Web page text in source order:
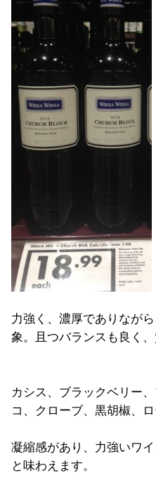
力強く、濃厚でありなが
象。且つバランスも良く、
カシス、ブラックベリー
コ、クローブ、黒胡椒、
凝縮感があり、力強いワ
と味わえます。